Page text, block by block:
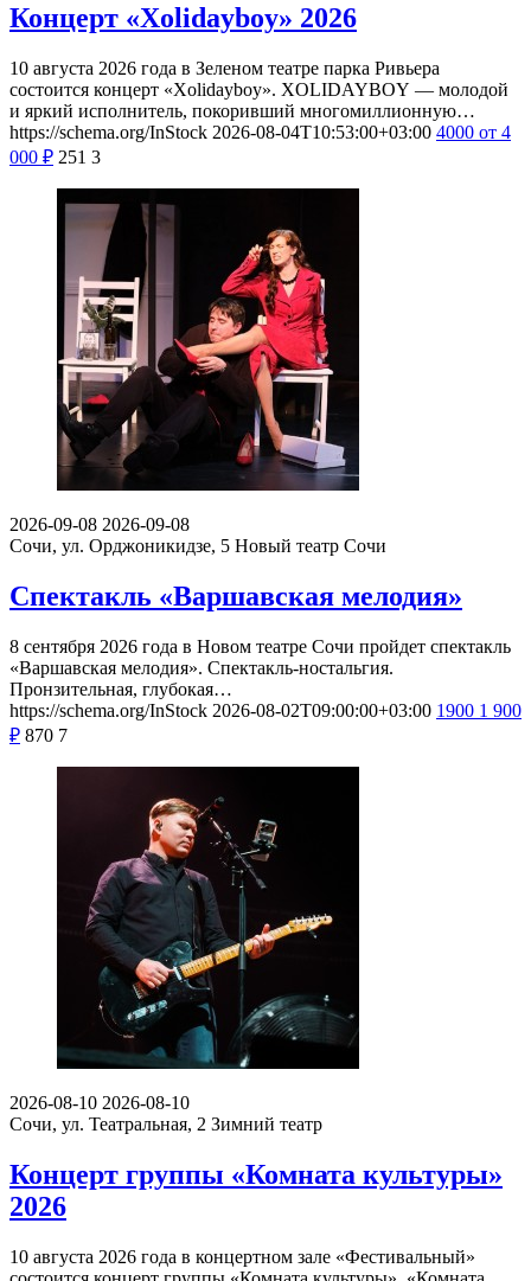
Концерт «Xolidayboy» 2026
10 августа 2026 года в Зеленом театре парка Ривьера
состоится концерт «Xolidayboy». XOLIDAYBOY — молодой
и яркий исполнитель, покоривший многомиллионную…
https://schema.org/InStock 2026-08-04T10:53:00+03:00 4000 от 4
000 ₽ 251 3
2026-09-08 2026-09-08
Сочи, ул. Орджоникидзе, 5 Новый театр Сочи
Спектакль «Варшавская мелодия»
8 сентября 2026 года в Новом театре Сочи пройдет спектакль
«Варшавская мелодия». Спектакль-ностальгия.
Пронзительная, глубокая…
https://schema.org/InStock 2026-08-02T09:00:00+03:00 1900 1 900
₽ 870 7
2026-08-10 2026-08-10
Сочи, ул. Театральная, 2 Зимний театр
Концерт группы «Комната культуры»
2026
10 августа 2026 года в концертном зале «Фестивальный»